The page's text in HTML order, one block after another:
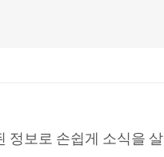
정보로 손쉽게 소식을 살